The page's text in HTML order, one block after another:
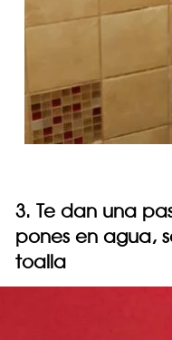
3. Te dan una
pones en agua,
toalla